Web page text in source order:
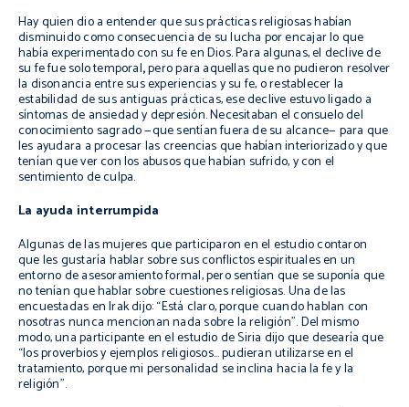
Hay quien dio a entender que sus prácticas religiosas habían
disminuido como consecuencia de su lucha por encajar lo que
había experimentado con su fe en Dios. Para algunas, el declive de
su fe fue solo temporal,pero para aquellas que no pudieron resolver
la disonancia entre sus experiencias y su fe, o restablecer la
estabilidad de sus antiguas prácticas, ese declive estuvo ligado a
síntomas de ansiedad y depresión. Necesitaban el consuelo del
conocimiento sagrado —que sentían fuera de su alcance— para que
les ayudara a procesar las creencias que habían interiorizado y que
tenían que ver con los abusos que habían sufrido, y con el
sentimiento de culpa.
La ayuda interrumpida
Algunas de las mujeres que participaron en el estudio contaron
que les gustaría hablar sobre sus conflictos espirituales en un
entorno de asesoramiento formal, pero sentían que se suponía que
no tenían que hablar sobre cuestiones religiosas. Una de las
encuestadas en Irak dijo: “Está claro, porque cuando hablan con
nosotras nunca mencionan nada sobre la religión”. Del mismo
modo, una participante en el estudio de Siria dijo que desearía que
“los proverbios y ejemplos religiosos… pudieran utilizarse en el
tratamiento, porque mi personalidad se inclina hacia la fe y la
religión”.